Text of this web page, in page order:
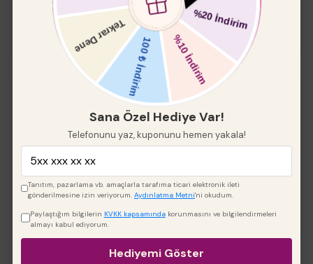
Keskin Kenar Yuvarlak
Pleksi 2 li
% 20
Çap
Sana Özel Hediye Var!
Telefonunu yaz, kuponunu hemen yakala!
Tanıtım, pazarlama vb. amaçlarla tarafıma ticari elektronik ileti
gönderilmesine izin veriyorum. Aydınlatma Metni'ni okudum.
Paylaştığım bilgilerin KVKK kapsamındakorunmasını ve bilgilendirmeleri
almayı kabul ediyorum.
Hediyemi Göster